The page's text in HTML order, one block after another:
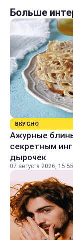
Больше
ВКУСНО
Ажурные
секретным
дырочек
07 августа 2026, 15:55